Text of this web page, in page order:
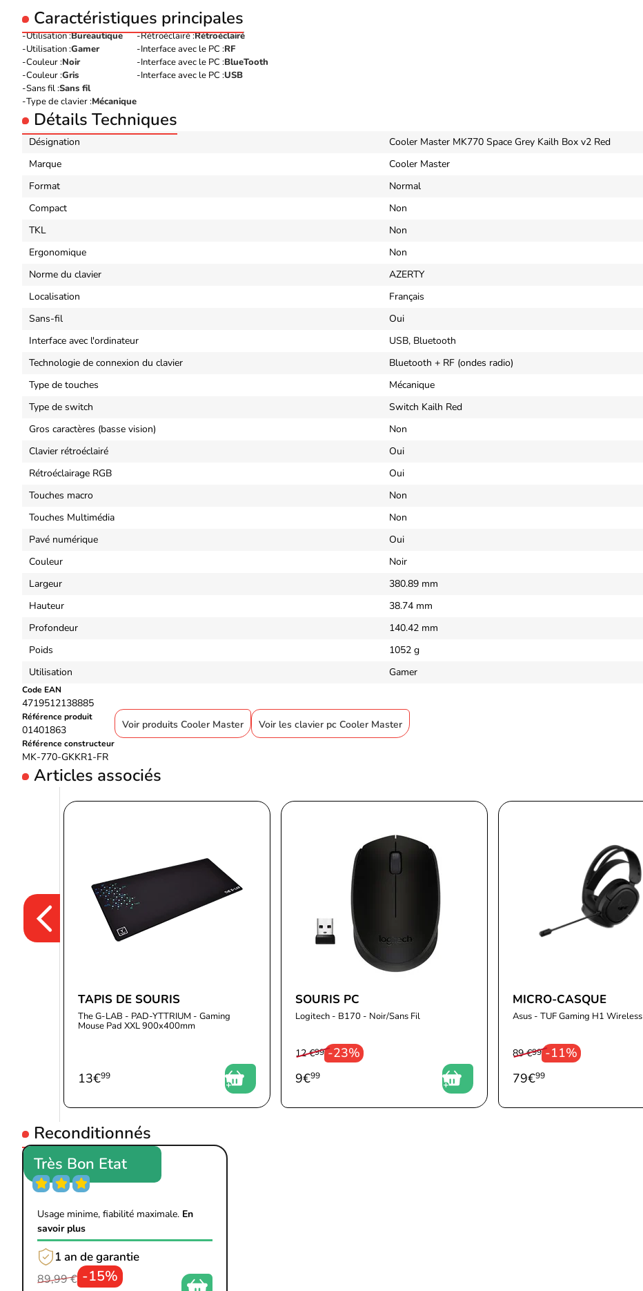
Caractéristiques principales
Utilisation :Bureautique
Utilisation :Gamer
Couleur :Noir
Couleur :Gris
Sans fil :Sans fil
Type de clavier :Mécanique
Rétroéclairé :Rétroéclairé
Interface avec le PC :RF
Interface avec le PC :BlueTooth
Interface avec le PC :USB
Détails Techniques
Désignation
Cooler Master MK770 Space Grey Kailh Box v2 Red
Marque
Cooler Master
Format
Normal
Compact
Non
TKL
Non
Ergonomique
Non
Norme du clavier
AZERTY
Localisation
Français
Sans-fil
Oui
Interface avec l'ordinateur
USB, Bluetooth
Technologie de connexion du clavier
Bluetooth + RF (ondes radio)
Type de touches
Mécanique
Type de switch
Switch Kailh Red
Gros caractères (basse vision)
Non
Clavier rétroéclairé
Oui
Rétroéclairage RGB
Oui
Touches macro
Non
Touches Multimédia
Non
Pavé numérique
Oui
Couleur
Noir
Largeur
380.89 mm
Hauteur
38.74 mm
Profondeur
140.42 mm
Poids
1052 g
Utilisation
Gamer
Code EAN
4719512138885
Référence produit
01401863
Référence constructeur
MK-770-GKKR1-FR
Voir produits Cooler Master Voir les clavier pc Cooler Master
Articles associés
TAPIS DE SOURIS
The G-LAB - PAD-YTTRIUM - Gaming
Mouse Pad XXL 900x400mm
13€99
SOURIS PC
Logitech - B170 - Noir/Sans Fil
-23%
12 €99
9€99
MICRO-CASQUE
Asus - TUF Gaming H1 Wireless
-11%
89 €99
79€99
Reconditionnés
Très Bon Etat
Usage minime, fiabilité maximale. En
savoir plus
1 an de garantie
89,99 € -15%